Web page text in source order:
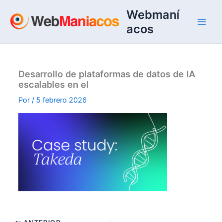
contenido
Webmaní
acos
Desarrollo de plataformas de datos de IA
escalables en el
Por/ 5 febrero 2026